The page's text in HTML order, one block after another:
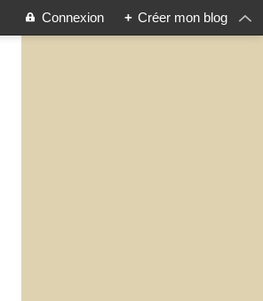
Connexion + Créer mon blog